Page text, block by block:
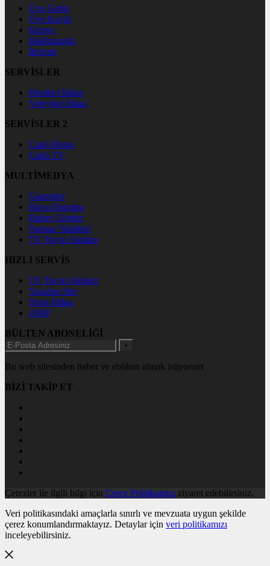
Üye Girişi
Üye Kaydı
Künye
Hakkımızda
İletişim
SERVİSLER
Hentbol İddaa
Voleybol İddaa
SERVİSLER 2
Canlı Borsa
Canlı TV
MULTİMEDYA
Gazeteler
Hava Durumu
Haber Gönder
Namaz Vakitleri
TV Yayın Akışları
HIZLI SERVİS
TV Yayın Akışları
Yazarlar Site
Tenis İddaa
AMP
BÜLTEN ABONELİĞİ
+
Bu web sitesinden haber ve ebülten almak istiyorum
BİZİ TAKİP ET
Çerezler ile ilgili bilgi için Çerez Politikamızı ziyaret edebilirsiniz.
Veri politikasındaki amaçlarla sınırlı ve mevzuata uygun şekilde
çerez konumlandırmaktayız. Detaylar için veri politikamızı
inceleyebilirsiniz.